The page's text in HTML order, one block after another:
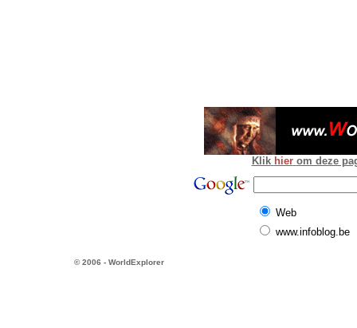
Klik hier om deze
Web
www.infoblog.be
© 2006 - WorldExplorer